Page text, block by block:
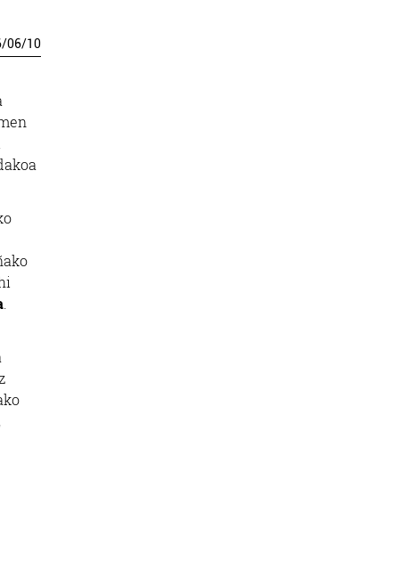
/06/10